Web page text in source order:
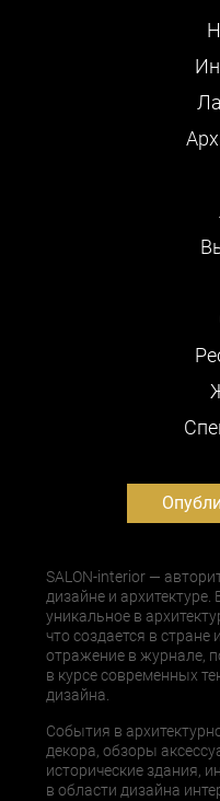
SALON-interior —
дизайне и архитектуре.
уникальное в
что создается в стране
отражение в журнале,
в курсе современных
дизайна.
События в
декора, обзоры
исторические здания,
в области дизайна